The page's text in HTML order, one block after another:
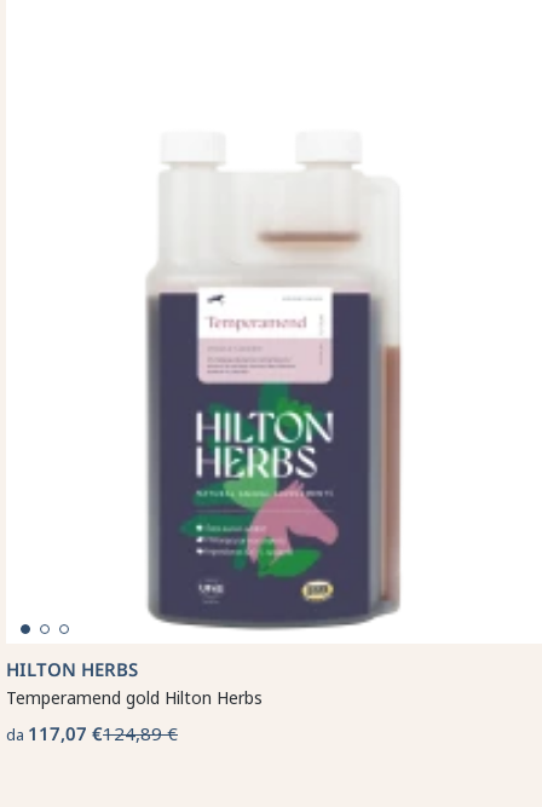
HILTON HERBS
Temperamend gold Hilton Herbs
da 117,07 €124,89 €